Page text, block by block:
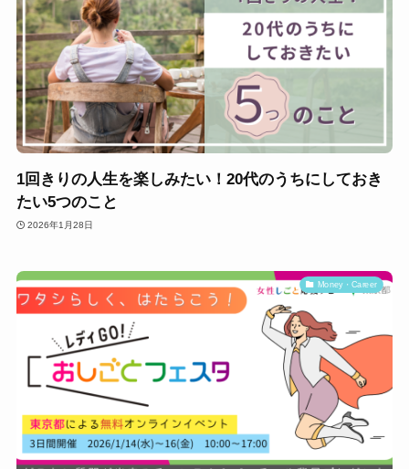
1回きりの人生を楽しみたい！20代のうちにしておき
たい5つのこと
2026年1月28日
Money・Career